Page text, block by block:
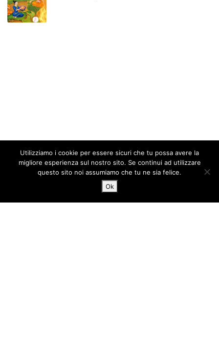
Utilizziamo i cookie per essere sicuri che tu possa avere la
migliore esperienza sul nostro sito. Se continui ad utilizzare
questo sito noi assumiamo che tu ne sia felice.
Ok